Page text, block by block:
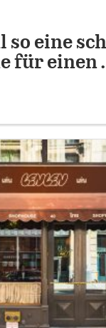
so eine
für einen